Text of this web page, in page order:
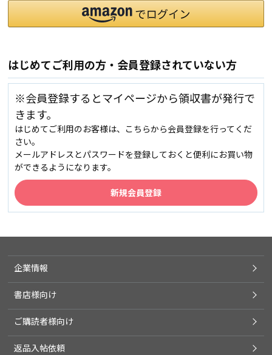
はじめてご利用の方・会員登録されていない方
※会員登録するとマイページから領収書が発行で
きます。
はじめてご利用のお客様は、こちらから会員登録を行ってくだ
さい。
メールアドレスとパスワードを登録しておくと便利にお買い物
ができるようになります。
企業情報
書店様向け
ご購読者様向け
返品入帖依頼